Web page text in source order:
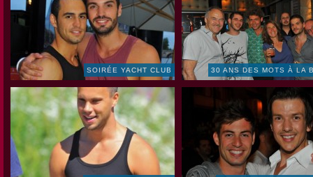
SOIRÉE YACHT CLUB 30 ANS DES MOTS À LA